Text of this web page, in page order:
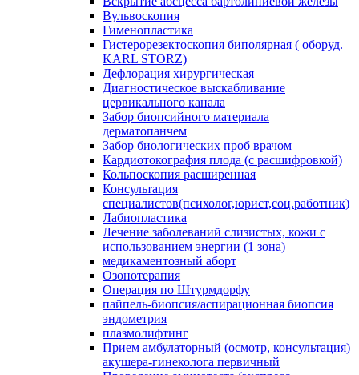
Вульвоскопия
Гименопластика
Гистерорезектоскопия биполярная ( оборуд.
KARL STORZ)
Дефлорация хирургическая
Диагностическое выскабливание
цервикального канала
Забор биопсийного материала
дерматопанчем
Забор биологических проб врачом
Кардиотокография плода (с расшифровкой)
Кольпоскопия расширенная
Консультация
специалистов(психолог,юрист,соц.работник)
Лабиопластика
Лечение заболеваний слизистых, кожи с
использованием энергии (1 зона)
медикаментозный аборт
Озонотерапия
Операция по Штурмдорфу
пайпель-биопсия/аспирационная биопсия
эндометрия
плазмолифтинг
Прием амбулаторный (осмотр, консультация)
акушера-гинеколога первичный